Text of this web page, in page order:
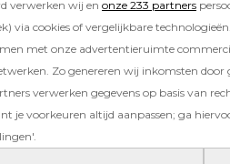
verwerken wij en onze 233 partners
via cookies of vergelijkbare
met onze advertentieruimte
Zo genereren wij inkomsten door
verwerken gegevens op basis van
je voorkeuren altijd aanpassen; ga
wil je het vaak allemaal
je kind is een grote
nu eenmaal niet alles
van een zoon (8) en
ik alles goed deed.”